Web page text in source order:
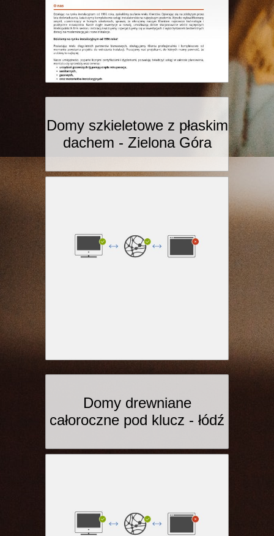
Domy szkieletowe z płaskim
dachem - Zielona Góra
Domy drewniane
całoroczne pod klucz - łódź